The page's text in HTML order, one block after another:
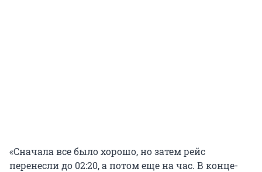
«Сначала все было хорошо, но затем рейс
перенесли до 02:20, а потом еще на час. В конце-